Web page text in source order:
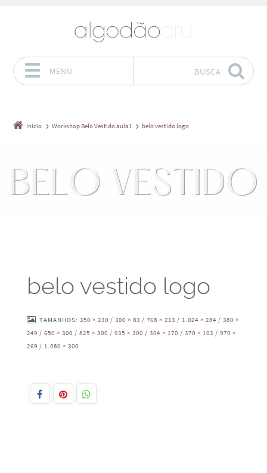
MENU BUSCA
Início Workshop Belo Vestido aula1 belo vestido logo
belo vestido logo
TAMANHOS: 350 × 230 / 300 × 83 / 768 × 213 / 1.024 × 284 / 380 ×
249 / 650 × 300 / 825 × 300 / 935 × 300 / 304 × 170 / 370 × 103 / 970 ×
269 / 1.080 × 300